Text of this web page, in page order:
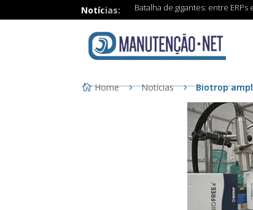
Notícias: Batalha de gigantes: entre
Home Notícias Biotrop